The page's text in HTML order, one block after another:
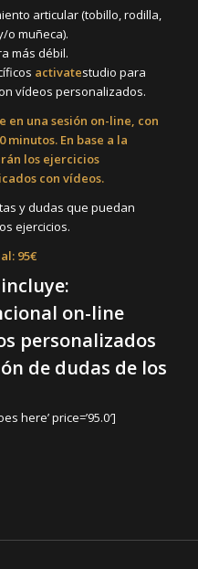
articular (tobillo, rodilla,
o muñeca).
más débil.
activatestudio para
vídeos personalizados.
en una sesión on-line, con
En base a la
los ejercicios
con vídeos.
y dudas que puedan
ejercicios.
95€
incluye:
on-line
personalizados
de dudas de los
here’ price=’95.0′]